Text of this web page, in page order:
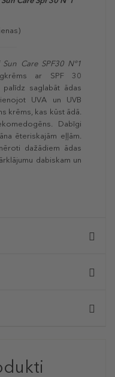
Sun Care SPF30 N°1
ar SPF 30
saglabāt ādas
UVA un UVB
krēms, kas kūst ādā.
Dabīgi
ēteriskajām eļļām.
dažādiem ādas
dabiskam un